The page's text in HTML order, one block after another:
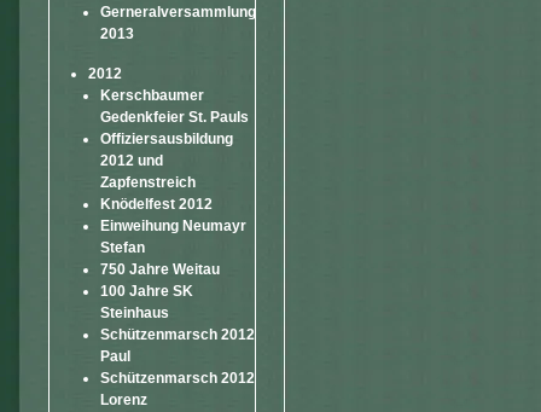
Gerneralversammlung
2013
2012
Kerschbaumer
Gedenkfeier St. Pauls
Offiziersausbildung
2012 und
Zapfenstreich
Knödelfest 2012
Einweihung Neumayr
Stefan
750 Jahre Weitau
100 Jahre SK
Steinhaus
Schützenmarsch 2012
Paul
Schützenmarsch 2012
Lorenz